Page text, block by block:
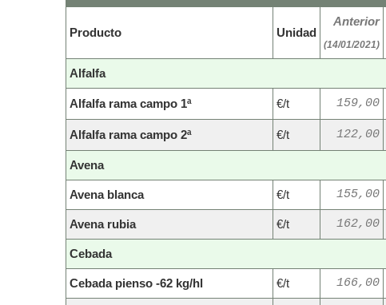
Producto Unidad
Anterior
(14/01/2021)
Alfalfa
Alfalfa rama campo 1ª €/t 159,00
Alfalfa rama campo 2ª €/t 122,00
Avena
Avena blanca €/t 155,00
Avena rubia €/t 162,00
Cebada
Cebada pienso -62 kg/hl €/t 166,00